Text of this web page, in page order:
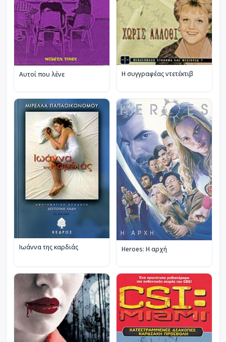
Αυτοί που λένε Η συγγραφέας ντετέκτιβ
Ιωάννα της καρδιάς Heroes: Η αρχή